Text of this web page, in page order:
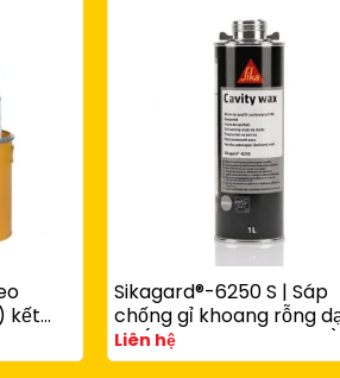
kết
loại
Sikagard®-6250 S | Sáp
chống gỉ khoang rỗng
xịt (Aerosol Cavity Wax)
nhiệt cho thân xe ô tô
Liên hệ